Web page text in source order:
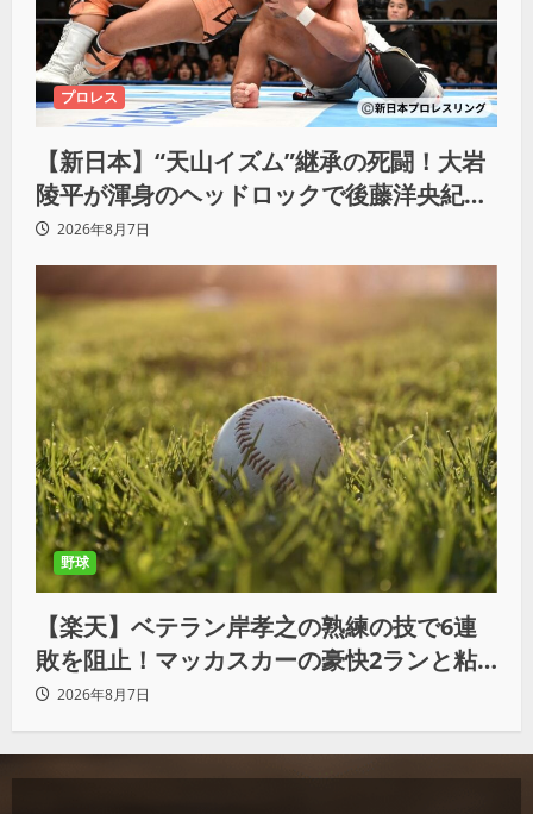
プロレス
【新日本】“天山イズム”継承の死闘！大岩
陵平が渾身のヘッドロックで後藤洋央紀か
らタップ奪取 執念の「リベンジ＆4勝目」
2026年8月7日
野球
【楽天】ベテラン岸孝之の熟練の技で6連
敗を阻止！マッカスカーの豪快2ランと粘
りの継投でオリックスを破る
2026年8月7日